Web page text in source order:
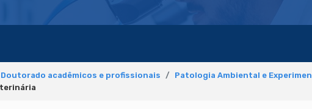
acadêmicos e profissionais Patologia Ambiental e